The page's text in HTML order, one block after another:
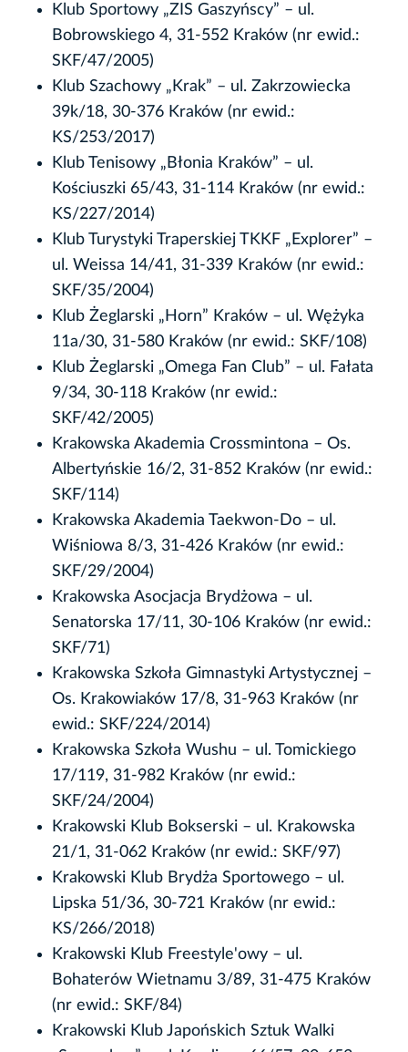
Klub Sportowy „ZIS Gaszyńscy” – ul.
Bobrowskiego 4, 31-552 Kraków (nr ewid.:
SKF/47/2005)
Klub Szachowy „Krak” – ul. Zakrzowiecka
39k/18, 30-376 Kraków (nr ewid.:
KS/253/2017)
Klub Tenisowy „Błonia Kraków” – ul.
Kościuszki 65/43, 31-114 Kraków (nr ewid.:
KS/227/2014)
Klub Turystyki Traperskiej TKKF „Explorer” –
ul. Weissa 14/41, 31-339 Kraków (nr ewid.:
SKF/35/2004)
Klub Żeglarski „Horn” Kraków – ul. Wężyka
11a/30, 31-580 Kraków (nr ewid.: SKF/108)
Klub Żeglarski „Omega Fan Club” – ul. Fałata
9/34, 30-118 Kraków (nr ewid.:
SKF/42/2005)
Krakowska Akademia Crossmintona – Os.
Albertyńskie 16/2, 31-852 Kraków (nr ewid.:
SKF/114)
Krakowska Akademia Taekwon-Do – ul.
Wiśniowa 8/3, 31-426 Kraków (nr ewid.:
SKF/29/2004)
Krakowska Asocjacja Brydżowa – ul.
Senatorska 17/11, 30-106 Kraków (nr ewid.:
SKF/71)
Krakowska Szkoła Gimnastyki Artystycznej –
Os. Krakowiaków 17/8, 31-963 Kraków (nr
ewid.: SKF/224/2014)
Krakowska Szkoła Wushu – ul. Tomickiego
17/119, 31-982 Kraków (nr ewid.:
SKF/24/2004)
Krakowski Klub Bokserski – ul. Krakowska
21/1, 31-062 Kraków (nr ewid.: SKF/97)
Krakowski Klub Brydża Sportowego – ul.
Lipska 51/36, 30-721 Kraków (nr ewid.:
KS/266/2018)
Krakowski Klub Freestyle'owy – ul.
Bohaterów Wietnamu 3/89, 31-475 Kraków
(nr ewid.: SKF/84)
Krakowski Klub Japońskich Sztuk Walki